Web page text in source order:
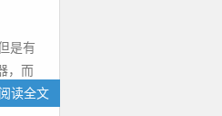
是有
，而
阅读全文